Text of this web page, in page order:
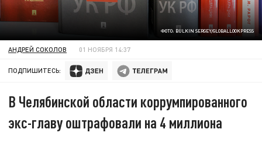
ФОТО: BULKIN SERGEY/GLOBALLOOKPRESS
АНДРЕЙ СОКОЛОВ 01 НОЯБРЯ 14:37
ПОДПИШИТЕСЬ:
В Челябинской области коррумпированного
экс-главу оштрафовали на 4 миллиона